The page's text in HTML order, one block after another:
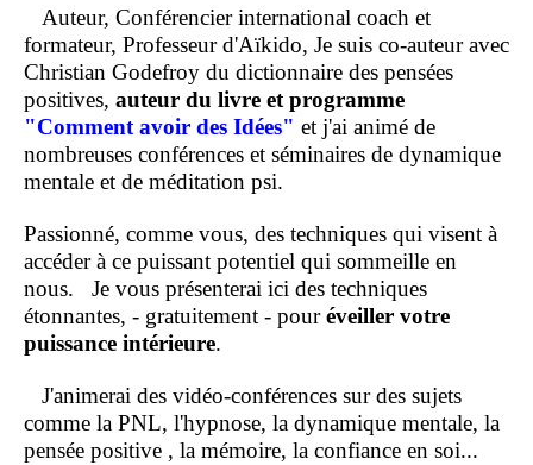
Auteur, Conférencier international coach et
formateur, Professeur d'Aïkido, Je suis co-auteur avec
Christian Godefroy du dictionnaire des pensées
positives, auteur du livre et programme
"Comment avoir des Idées" et j'ai animé de
nombreuses conférences et séminaires de dynamique
mentale et de méditation psi.
Passionné, comme vous, des techniques qui visent à
accéder à ce puissant potentiel qui sommeille en
nous. Je vous présenterai ici des techniques
étonnantes, - gratuitement - pouréveiller votre
puissance intérieure.
J'animerai des vidéo-conférences sur des sujets
comme la PNL, l'hypnose, la dynamique mentale, la
pensée positive , la mémoire, la confiance en soi...